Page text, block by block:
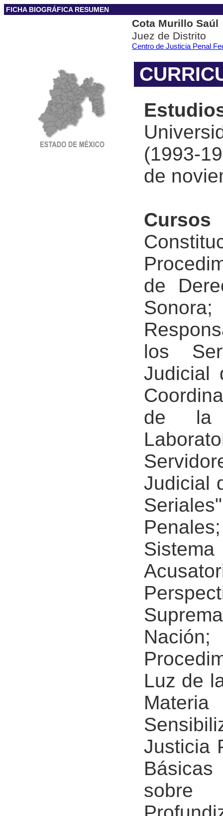
FICHA BIOGRÁFICA RESUMEN
Cota Murillo Saúl
Juez de Distrito
Centro de Justicia Penal
(1993-
de
de
los
Judicial
de la
Judicial
Luz de
Justicia
sobre